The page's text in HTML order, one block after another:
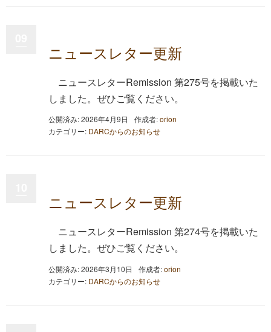
ニュースレター更新
ニュースレターRemission 第275号を掲載いた
しました。ぜひご覧ください。
公開済み: 2026年4月9日 作成者:orion
カテゴリー: DARCからのお知らせ
ニュースレター更新
ニュースレターRemission 第274号を掲載いた
しました。ぜひご覧ください。
公開済み: 2026年3月10日 作成者:orion
カテゴリー: DARCからのお知らせ